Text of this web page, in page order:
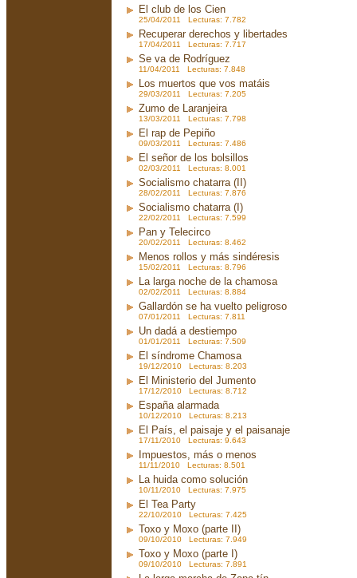
El club de los Cien
25/04/2011 Lecturas: 7.782
Recuperar derechos y libertades
17/04/2011 Lecturas: 7.717
Se va de Rodríguez
11/04/2011 Lecturas: 7.848
Los muertos que vos matáis
29/03/2011 Lecturas: 7.205
Zumo de Laranjeira
13/03/2011 Lecturas: 7.798
El rap de Pepiño
09/03/2011 Lecturas: 7.486
El señor de los bolsillos
02/03/2011 Lecturas: 8.001
Socialismo chatarra (II)
28/02/2011 Lecturas: 7.876
Socialismo chatarra (I)
22/02/2011 Lecturas: 7.599
Pan y Telecirco
20/02/2011 Lecturas: 8.462
Menos rollos y más sindéresis
15/02/2011 Lecturas: 8.796
La larga noche de la chamosa
02/02/2011 Lecturas: 8.884
Gallardón se ha vuelto peligroso
07/01/2011 Lecturas: 7.811
Un dadá a destiempo
01/01/2011 Lecturas: 7.509
El síndrome Chamosa
19/12/2010 Lecturas: 8.203
El Ministerio del Jumento
17/12/2010 Lecturas: 8.712
España alarmada
10/12/2010 Lecturas: 8.213
El País, el paisaje y el paisanaje
17/11/2010 Lecturas: 9.643
Impuestos, más o menos
11/11/2010 Lecturas: 8.501
La huida como solución
10/11/2010 Lecturas: 7.975
El Tea Party
22/10/2010 Lecturas: 7.425
Toxo y Moxo (parte II)
09/10/2010 Lecturas: 7.949
Toxo y Moxo (parte I)
09/10/2010 Lecturas: 7.891